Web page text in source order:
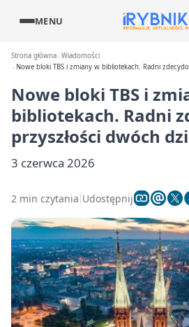
MENU
Strona główna Wiadomości
Nowe bloki TBS i zmiany w bibliotekach. Radni
Nowe bloki TBS i
bibliotekach. Radni
przyszłości dwóch
3 czerwca 2026
2 min czytania Udostępnij